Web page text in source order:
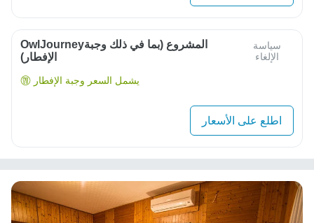
OwlJourneyالمشروع (بما في ذلك وجبة
الإفطار)
سياسة
الإلغاء
يشمل السعر وجبة الإفطار
اطلع على الأسعار